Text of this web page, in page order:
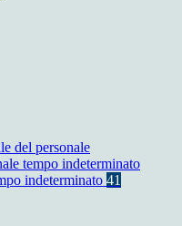
del personale
tempo indeterminato
indeterminato 41